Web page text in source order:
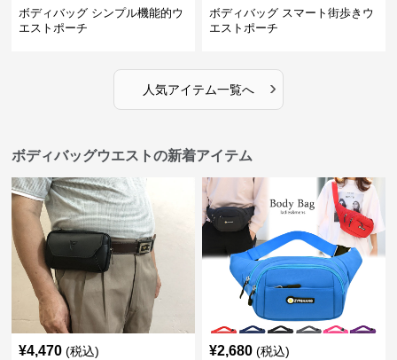
ボディバッグ シンプル機能的ウ
エストポーチ
ボディバッグ スマート街歩きウ
エストポーチ
人気アイテム一覧へ ›
ボディバッグウエストの新着アイテム
¥4,470 (税込) ¥2,680 (税込)